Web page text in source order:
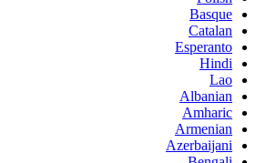
Basque
Catalan
Esperanto
Hindi
Lao
Albanian
Amharic
Armenian
Azerbaijani